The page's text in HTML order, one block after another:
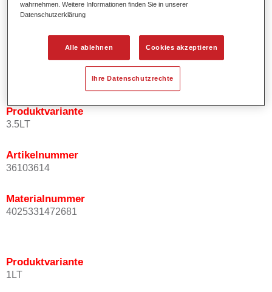
Effektausrichtung.
Fördert kurze Prozesszeiten.
Ermöglicht einfaches und sicheres Einlackieren.
Kann variabel eingesetzt werden, z.B. für Innenraum-,
Mehrschicht- und Mehrfarbenlackierungen.
Produktvariante
3.5LT
Artikelnummer
36103614
Materialnummer
4025331472681
Produktvariante
1LT
wahrnehmen. Weitere Informationen finden Sie in unserer
Datenschutzerklärung
Alle ablehnen Cookies akzeptieren
Ihre Datenschutzrechte